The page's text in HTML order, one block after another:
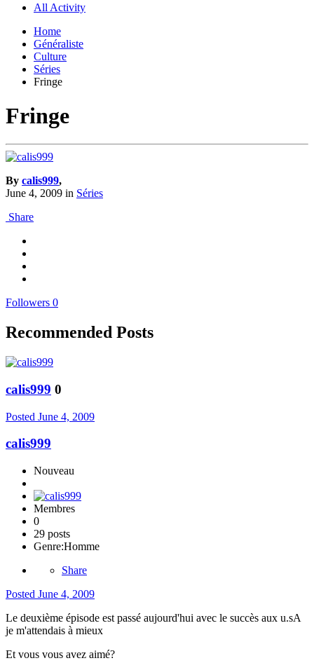
All Activity
Home
Généraliste
Culture
Séries
Fringe
Fringe
By calis999,
June 4, 2009 in Séries
Share
Followers 0
Recommended Posts
calis999 0
Posted June 4, 2009
calis999
Nouveau
Membres
0
29 posts
Genre:Homme
Share
Posted June 4, 2009
Le deuxième épisode est passé aujourd'hui avec le succès aux u.sA
je m'attendais à mieux
Et vous vous avez aimé?